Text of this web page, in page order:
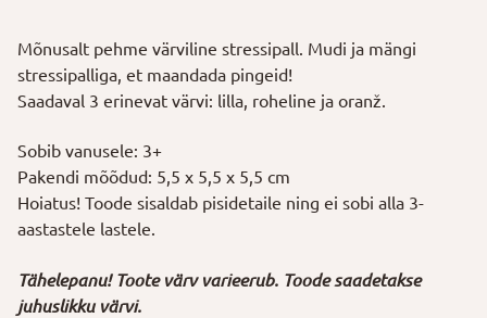
Mõnusalt pehme värviline stressipall. Mudi ja mängi
stressipalliga, et maandada pingeid!
Saadaval 3 erinevat värvi: lilla, roheline ja oranž.
Sobib vanusele: 3+
Pakendi mõõdud: 5,5 x 5,5 x 5,5 cm
Hoiatus! Toode sisaldab pisidetaile ning ei sobi alla 3-
aastastele lastele.
Tähelepanu! Toote värv varieerub. Toode saadetakse
juhuslikku värvi.